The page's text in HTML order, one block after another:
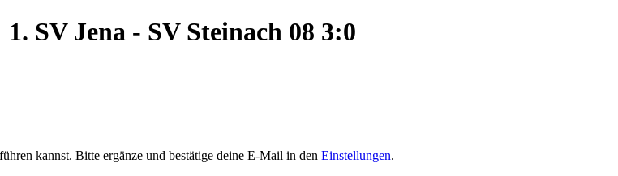
SV Jena - SV Steinach 08 3:0
kannst. Bitte ergänze und bestätige deine E-Mail in den Einstellungen.